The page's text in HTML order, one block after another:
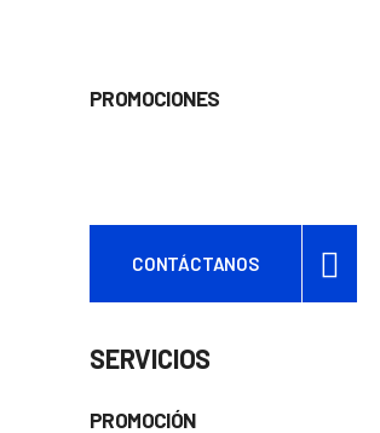
PROMOCIONES
CONTÁCTANOS
SERVICIOS
PROMOCIÓN